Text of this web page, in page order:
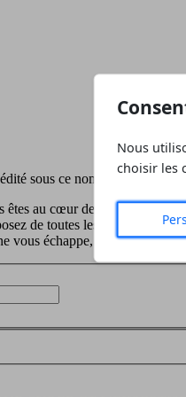
sous ce nom depuis 1991;
êtes au cœur des réalités
de toutes les
vous échappe, vous travaillez
Nous
choisir les